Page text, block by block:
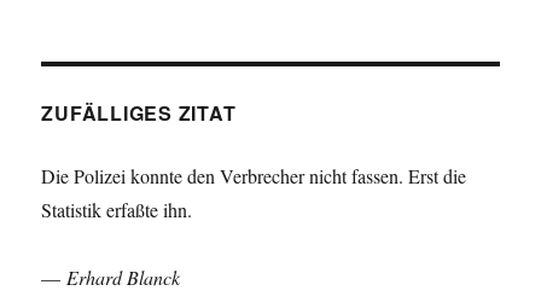
ZUFÄLLIGES ZITAT
Die Polizei konnte den Verbrecher nicht fassen. Erst die
Statistik erfaßte ihn.
— Erhard Blanck